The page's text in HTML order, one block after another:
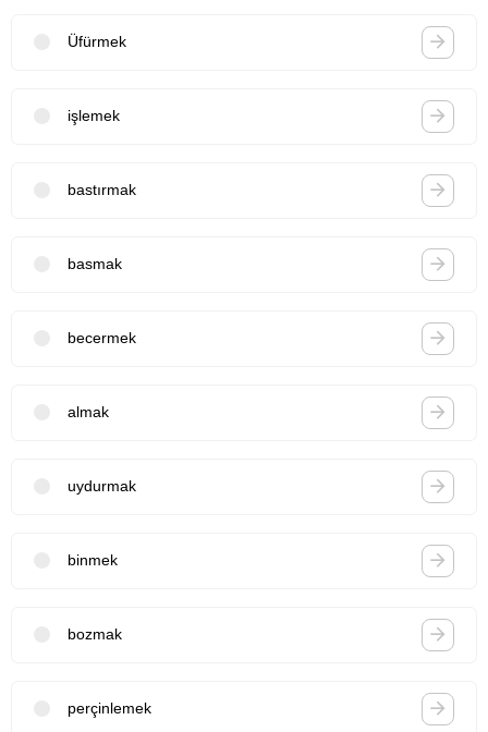
Üfürmek
işlemek
bastırmak
basmak
becermek
almak
uydurmak
binmek
bozmak
perçinlemek